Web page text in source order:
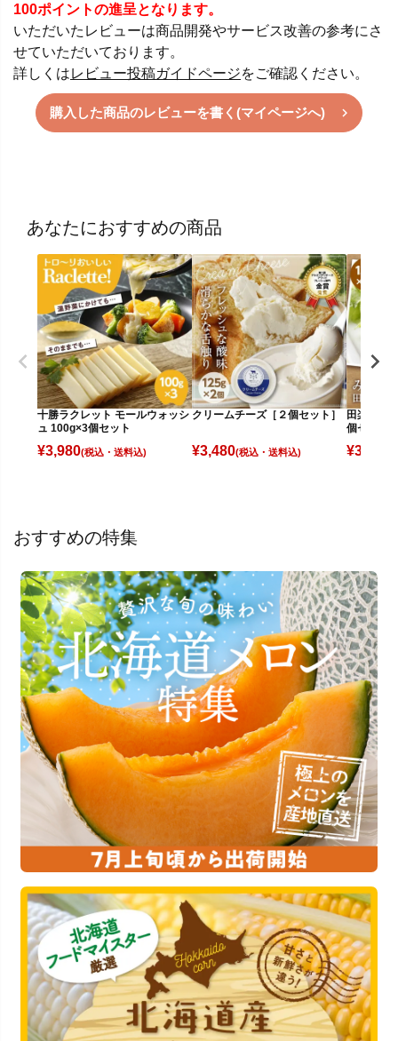
100ポイントの進呈となります。
いただいたレビューは商品開発やサービス改善の参考にさ
せていただいております。
詳しくはレビュー投稿ガイドページをご確認ください。
購入した商品のレビューを書く(マイページへ)
あなたにおすすめの商品
十勝ラクレット モールウォッシ
ュ 100g×3個セット
¥3,980(税込)
クリームチーズ［２個セット］
¥3,480(税込)
田楽みそ
個セット
¥3,780
おすすめの特集